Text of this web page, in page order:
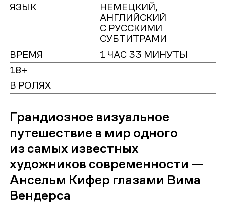
ЯЗЫК
НЕМЕЦКИЙ,
АНГЛИЙСКИЙ
С РУССКИМИ
СУБТИТРАМИ
ВРЕМЯ
1 ЧАС 33 МИНУТЫ
18+
В РОЛЯХ
Грандиозное визуальное
путешествие в мир одного
из самых известных
художников современности —
Ансельм Кифер глазами Вима
Вендерса